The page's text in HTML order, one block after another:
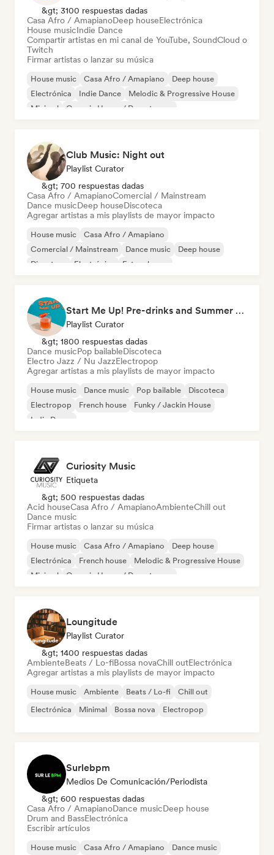
&gt; 3100 respuestas dadas
Casa Afro / AmapianoDeep houseElectrónica
House musicIndie Dance
Compartir artistas en mi canal de YouTube, SoundCloud o
Twitch
Firmar artistas o lanzar su música
House music Casa Afro / Amapiano
Deep house
Electrónica
Indie Dance
Melodic & Progressive House
Minimal
Organic House / Downtempo
Club Music: Night out
Playlist Curator
&gt; 700 respuestas dadas
Casa Afro / AmapianoComercial / Mainstream
Dance musicDeep houseDiscoteca
Agregar artistas a mis playlists de mayor impacto
House music
Casa Afro / Amapiano
Comercial / Mainstream
Dance music
Deep house
Discoteca
Electrónica Future house
Start Me Up! Pre-drinks and Summer Party 🍹
Playlist Curator
&gt; 1800 respuestas dadas
Dance musicPop bailableDiscoteca
Electro Jazz / Nu JazzElectropop
Agregar artistas a mis playlists de mayor impacto
House music Dance music Pop bailable
Discoteca
Electropop
French house
Funky / Jackin House
Indie Dance
Curiosity Music
Etiqueta
&gt; 500 respuestas dadas
Acid houseCasa Afro / AmapianoAmbienteChill out
Dance music
Firmar artistas o lanzar su música
House music Casa Afro / Amapiano
Deep house
Electrónica
French house
Melodic & Progressive House
Minimal
Organic House / Downtempo
Loungitude
Playlist Curator
&gt; 1400 respuestas dadas
AmbienteBeats / Lo-fiBossa novaChill outElectrónica
Agregar artistas a mis playlists de mayor impacto
House music Ambiente Beats / Lo-fi
Chill out
Electrónica
Minimal Bossa nova Electropop
Surlebpm
Medios De Comunicación/Periodista
&gt; 600 respuestas dadas
Casa Afro / AmapianoDance musicDeep house
Drum and BassElectrónica
Escribir artículos
House music Casa Afro / Amapiano Dance music